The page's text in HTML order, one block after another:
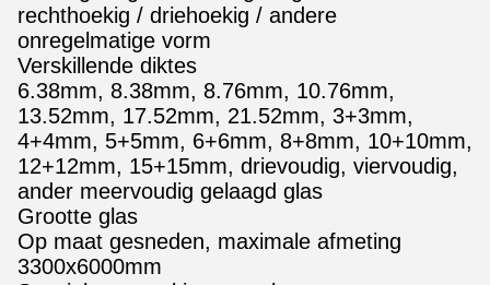
rechthoekig / driehoekig / andere
onregelmatige vorm
Verskillende diktes
6.38mm, 8.38mm, 8.76mm, 10.76mm,
13.52mm, 17.52mm, 21.52mm, 3+3mm,
4+4mm, 5+5mm, 6+6mm, 8+8mm, 10+10mm,
12+12mm, 15+15mm, drievoudig, viervoudig,
ander meervoudig gelaagd glas
Grootte glas
Op maat gesneden, maximale afmeting
3300x6000mm